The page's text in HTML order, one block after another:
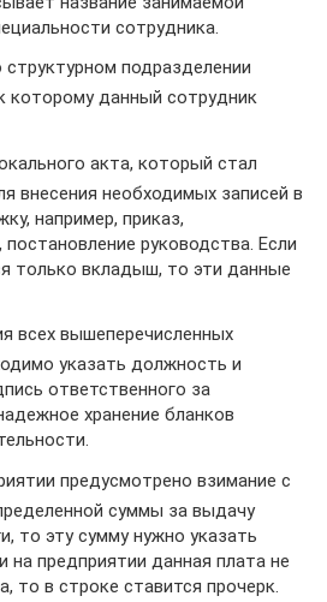
сотрудника.
подразделении
которому данный сотрудник
акта, который стал
внесения необходимых записей в
например, приказ,
руководства. Если
только вкладыш, то эти данные
всех вышеперечисленных
указать должность и
ответственного за
хранение бланков
предусмотрено взимание с
суммы за выдачу
то эту сумму нужно указать
на предприятии данная плата не
то в строке ставится прочерк.